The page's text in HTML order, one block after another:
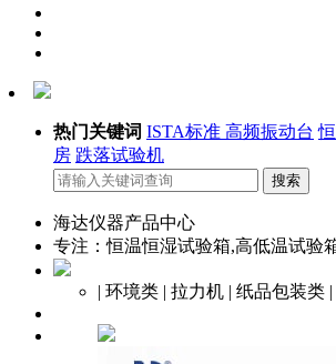
热门关键词 ISTA标准 高频振动台
房 跌落试验机
海达仪器产品中心
专注：恒温恒湿试验箱,高低温试验
| 环境类 | 拉力机 | 纸品包装类 |